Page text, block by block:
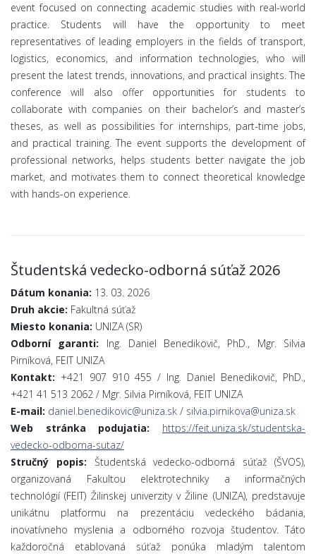
event focused on connecting academic studies with real-world
practice. Students will have the opportunity to meet
representatives of leading employers in the fields of transport,
logistics, economics, and information technologies, who will
present the latest trends, innovations, and practical insights. The
conference will also offer opportunities for students to
collaborate with companies on their bachelor’s and master’s
theses, as well as possibilities for internships, part-time jobs,
and practical training. The event supports the development of
professional networks, helps students better navigate the job
market, and motivates them to connect theoretical knowledge
with hands-on experience.
Študentská vedecko-odborná súťaž 2026
Dátum konania: 13. 03. 2026
Druh akcie: Fakultná súťaž
Miesto konania: UNIZA (SR)
Odborní garanti: Ing. Daniel Benedikovič, PhD., Mgr. Silvia
Pirníková, FEIT UNIZA
Kontakt: +421 907 910 455 / Ing. Daniel Benedikovič, PhD.,
+421 41 513 2062 / Mgr. Silvia Pirníková, FEIT UNIZA
E-mail: daniel.benedikovic@uniza.sk / silvia.pirnikova@uniza.sk
Web stránka podujatia: https://feit.uniza.sk/studentska-
vedecko-odborna-sutaz/
Stručný popis: Študentská vedecko-odborná súťaž (ŠVOS),
organizovaná Fakultou elektrotechniky a informačných
technológií (FEIT) Žilinskej univerzity v Žiline (UNIZA), predstavuje
unikátnu platformu na prezentáciu vedeckého bádania,
inovatívneho myslenia a odborného rozvoja študentov. Táto
každoročná etablovaná súťaž ponúka mladým talentom